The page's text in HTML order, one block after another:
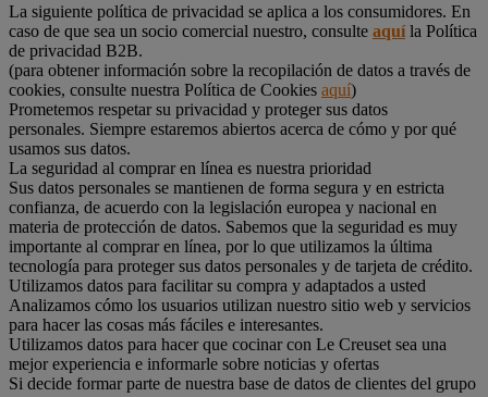
La siguiente política de privacidad se aplica a los consumidores. En
caso de que sea un socio comercial nuestro, consulte aquíla Política
de privacidad B2B.
(para obtener información sobre la recopilación de datos a través de
cookies, consulte nuestra Política de Cookies aquí)
Prometemos respetar su privacidad y proteger sus datos
personales. Siempre estaremos abiertos acerca de cómo y por qué
usamos sus datos.
La seguridad al comprar en línea es nuestra prioridad
Sus datos personales se mantienen de forma segura y en estricta
confianza, de acuerdo con la legislación europea y nacional en
materia de protección de datos. Sabemos que la seguridad es muy
importante al comprar en línea, por lo que utilizamos la última
tecnología para proteger sus datos personales y de tarjeta de crédito.
Utilizamos datos para facilitar su compra y adaptados a usted
Analizamos cómo los usuarios utilizan nuestro sitio web y servicios
para hacer las cosas más fáciles e interesantes.
Utilizamos datos para hacer que cocinar con Le Creuset sea una
mejor experiencia e informarle sobre noticias y ofertas
Si decide formar parte de nuestra base de datos de clientes del grupo